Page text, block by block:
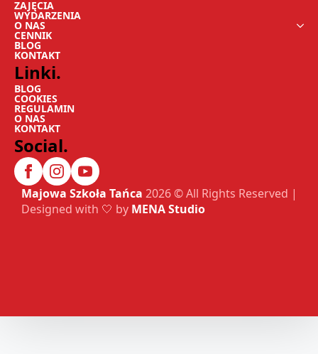
ZAJĘCIA
WYDARZENIA
O NAS
CENNIK
BLOG
KONTAKT
Linki.
BLOG
COOKIES
REGULAMIN
O NAS
KONTAKT
Social.
Majowa Szkoła Tańca 2026 © All Rights Reserved |
Designed with 🤍 by MENA Studio